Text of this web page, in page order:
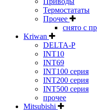
Термостататы
Прочее
снято с
Kriwan
DELTA-P
INT10
INT69
INT100 серия
INT200 серия
INT500 серия
прочее
Mitsubishi